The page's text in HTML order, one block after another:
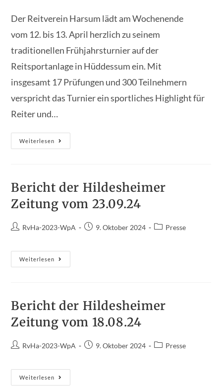
Der Reitverein Harsum lädt am Wochenende
vom 12. bis 13. April herzlich zu seinem
traditionellen Frühjahrsturnier auf der
Reitsportanlage in Hüddessum ein. Mit
insgesamt 17 Prüfungen und 300 Teilnehmern
verspricht das Turnier ein sportliches Highlight für
Reiter und…
Weiterlesen
Spannender
Sport
Harsum
Bericht der Hildesheimer
Zeitung vom 23.09.24
Beitrags-
RvHa-2023-WpA
Beitrag9. Oktober 2024
Beitrags-
Presse
Weiterlesen
Bericht
Der
Bericht der Hildesheimer
Zeitung vom 18.08.24
Beitrags-
RvHa-2023-WpA
Beitrag9. Oktober 2024
Beitrags-
Presse
Weiterlesen
Bericht
Der